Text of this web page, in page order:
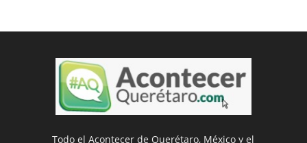
Todo el Acontecer de Querétaro, México y el